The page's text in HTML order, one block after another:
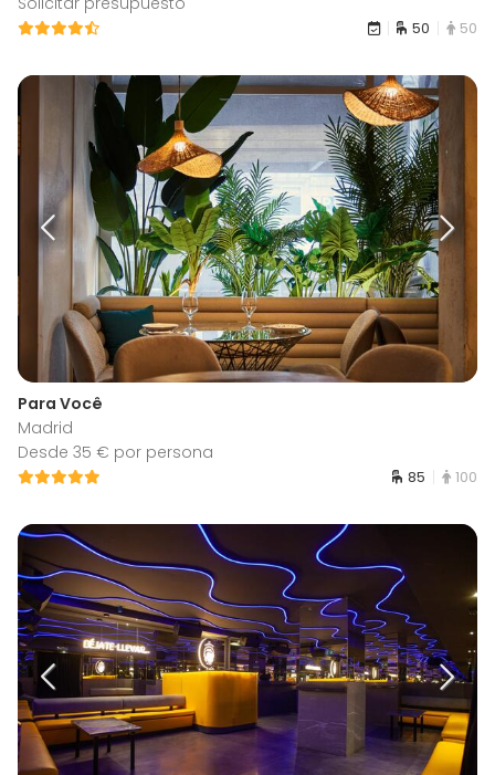
50 50
Para Você
Madrid
Desde 35 € por persona
85 100